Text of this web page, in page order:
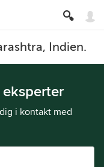
Indien.
i kontakt med